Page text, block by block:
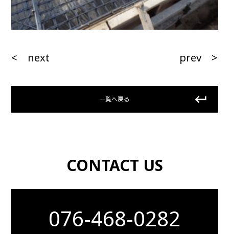
< next prev >
一覧へ戻る
CONTACT US
076-468-0282